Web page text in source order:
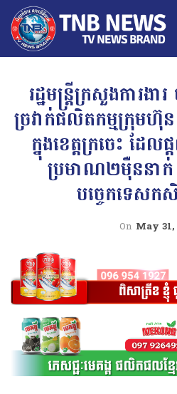
រដ្ឋមន្រ្ដីក្រសួងការង
ច្រវាក់ផលិតកម្មក្រុម
ក្នុងខេត្តក្រចេះ ដែ
ប្រមាណ២ម៉ឺននាក់
បច្ចេកទេសក
On May 31,